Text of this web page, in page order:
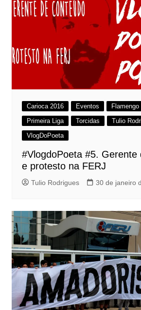
Carioca 2016 Eventos Flamengo
Primeira Liga
Torcidas Tulio
VlogDoPoeta
#VlogdoPoeta #5. Gerente
e protesto na FERJ
Tulio Rodrigues 30 de janeiro